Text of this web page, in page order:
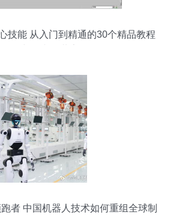
技能 从入门到精通的30个精品教程
者 中国机器人技术如何重组全球制